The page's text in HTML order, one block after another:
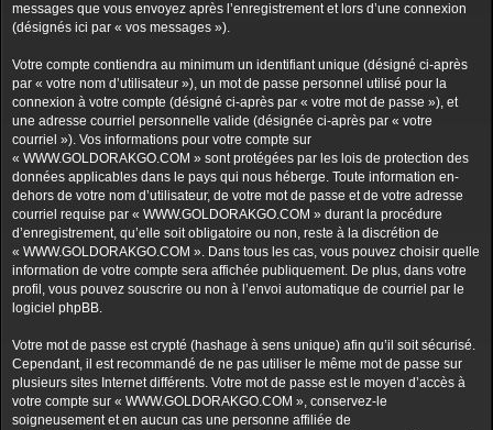
messages que vous envoyez après l’enregistrement et lors d’une connexion
(désignés ici par « vos messages »).
Votre compte contiendra au minimum un identifiant unique (désigné ci-après
par « votre nom d’utilisateur »), un mot de passe personnel utilisé pour la
connexion à votre compte (désigné ci-après par « votre mot de passe »), et
une adresse courriel personnelle valide (désignée ci-après par « votre
courriel »). Vos informations pour votre compte sur
« WWW.GOLDORAKGO.COM » sont protégées par les lois de protection des
données applicables dans le pays qui nous héberge. Toute information en-
dehors de votre nom d’utilisateur, de votre mot de passe et de votre adresse
courriel requise par « WWW.GOLDORAKGO.COM » durant la procédure
d’enregistrement, qu’elle soit obligatoire ou non, reste à la discrétion de
« WWW.GOLDORAKGO.COM ». Dans tous les cas, vous pouvez choisir quelle
information de votre compte sera affichée publiquement. De plus, dans votre
profil, vous pouvez souscrire ou non à l’envoi automatique de courriel par le
logiciel phpBB.
Votre mot de passe est crypté (hashage à sens unique) afin qu’il soit sécurisé.
Cependant, il est recommandé de ne pas utiliser le même mot de passe sur
plusieurs sites Internet différents. Votre mot de passe est le moyen d’accès à
votre compte sur « WWW.GOLDORAKGO.COM », conservez-le
soigneusement et en aucun cas une personne affiliée de